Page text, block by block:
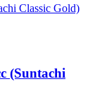
(Suntachi